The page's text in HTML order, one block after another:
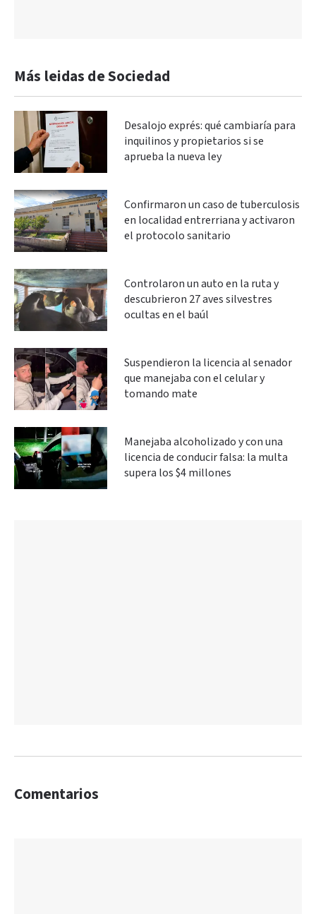
Más leidas de Sociedad
Desalojo exprés: qué cambiaría para
inquilinos y propietarios si se
aprueba la nueva ley
Confirmaron un caso de tuberculosis
en localidad entrerriana y activaron
el protocolo sanitario
Controlaron un auto en la ruta y
descubrieron 27 aves silvestres
ocultas en el baúl
Suspendieron la licencia al senador
que manejaba con el celular y
tomando mate
Manejaba alcoholizado y con una
licencia de conducir falsa: la multa
supera los $4 millones
Comentarios